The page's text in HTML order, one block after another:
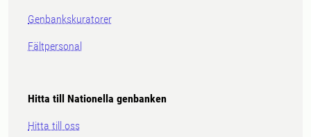
Genbankskuratorer
Fältpersonal
Hitta till Nationella genbanken
Hitta till oss